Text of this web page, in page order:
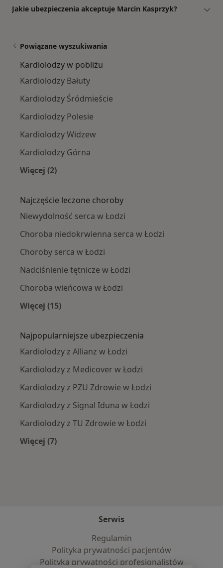
Jakie ubezpieczenia akceptuje Marcin Kasprzyk?
Powiązane wyszukiwania
Kardiolodzy w pobliżu
Kardiolodzy Bałuty
Kardiolodzy Śródmieście
Kardiolodzy Polesie
Kardiolodzy Widzew
Kardiolodzy Górna
Więcej (2)
Najczęście leczone choroby
Niewydolność serca w Łodzi
Choroba niedokrwienna serca w Łodzi
Choroby serca w Łodzi
Nadciśnienie tętnicze w Łodzi
Choroba wieńcowa w Łodzi
Więcej (15)
Najpopularniejsze ubezpieczenia
Kardiolodzy z Allianz w Łodzi
Kardiolodzy z Medicover w Łodzi
Kardiolodzy z PZU Zdrowie w Łodzi
Kardiolodzy z Signal Iduna w Łodzi
Kardiolodzy z TU Zdrowie w Łodzi
Więcej (7)
Serwis
Regulamin
Polityka prywatności pacjentów
Polityka prywatności profesjonalistów